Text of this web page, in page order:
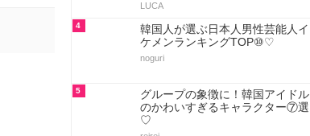
LUCA
4
韓国人が選ぶ日本人男性芸能人イ
ケメンランキングTOP⑩♡
noguri
5
グループの象徴に！韓国アイドル
のかわいすぎるキャラクター⑦選
♡